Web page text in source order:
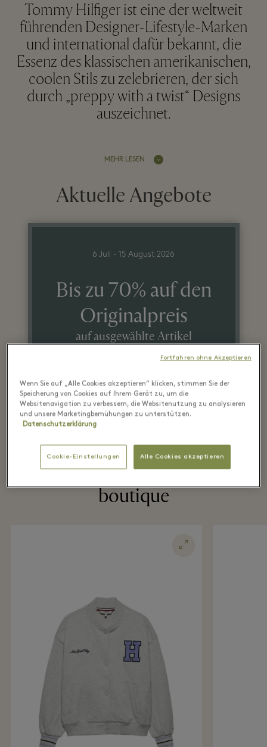
Tommy Hilfiger ist eine der weltweit
führenden Designer-Lifestyle-Marken
und international dafür bekannt, die
Essenz des klassischen amerikanischen,
coolen Stils zu zelebrieren, der sich
durch „preppy with a twist“ Designs
auszeichnet.
MEHR LESEN
Aktuelle Angebote
6 Juli - 15 August 2026
Bis zu 70% auf den
Originalpreis
auf ausgewählte Artikel
Recently seen in the
boutique
Wenn Sie auf „Alle Cookies akzeptieren“ klicken, stimmen Sie der
Speicherung von Cookies auf Ihrem Gerät zu, um die
Websitenavigation zu verbessern, die Websitenutzung zu analysieren
und unsere Marketingbemühungen zu unterstützen.
Datenschutzerklärung
Cookie-Einstellungen Alle Cookies akzeptieren
Fortfahren ohne Akzeptieren